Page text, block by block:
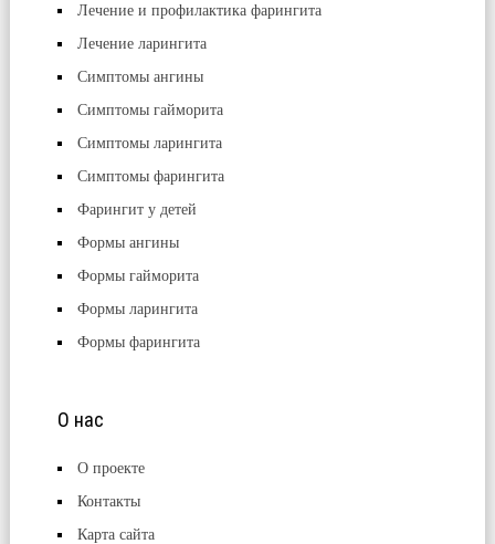
Лечение и профилактика фарингита
Лечение ларингита
Симптомы ангины
Симптомы гайморита
Симптомы ларингита
Симптомы фарингита
Фарингит у детей
Формы ангины
Формы гайморита
Формы ларингита
Формы фарингита
О нас
О проекте
Контакты
Карта сайта